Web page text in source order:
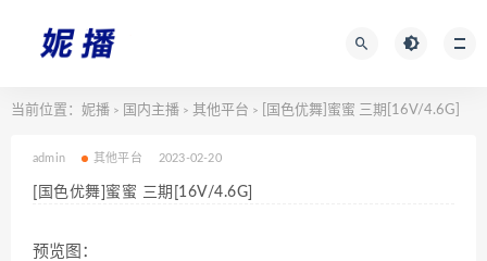
当前位置： 妮播 > 国内主播 > 其他平台 > [国色优舞]蜜蜜 三期[16V/4.6G]
admin 其他平台 2023-02-20
[国色优舞]蜜蜜 三期[16V/4.6G]
预览图：